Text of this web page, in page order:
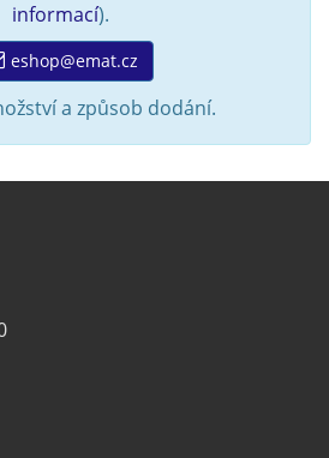
informací).
eshop@emat.cz
a způsob dodání.